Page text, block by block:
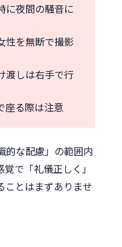
に夜間の騒音に
性を無断で撮影
渡しは右手で行
座る際は注意
的な配慮」の範囲内
で「礼儀正しく」
ことはまずありませ